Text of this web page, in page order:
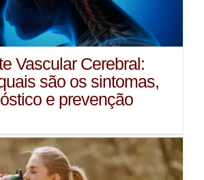
Vascular Cerebral:
são os sintomas,
e prevenção